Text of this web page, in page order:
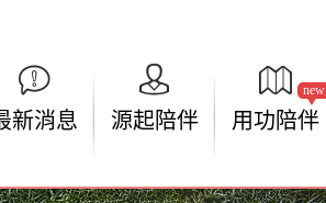
新消息 源起陪伴 用功陪伴
new